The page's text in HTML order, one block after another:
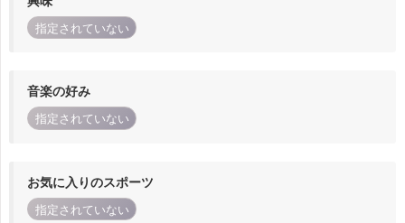
指定されていない
音楽の好み
指定されていない
お気に入りのスポーツ
指定されていない